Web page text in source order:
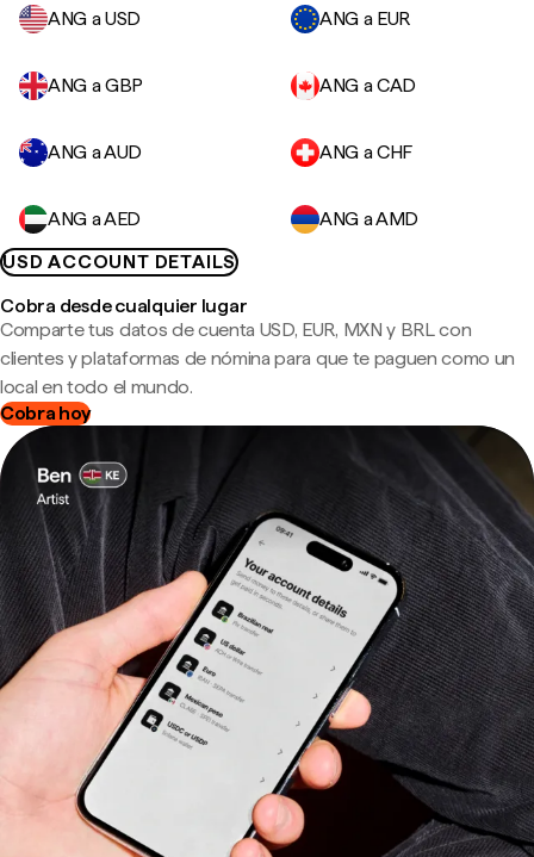
ANG a USD
ANG a EUR
ANG a GBP ANG a CAD
ANG a AUD ANG a CHF
ANG a AED
ANG a AMD
USD ACCOUNT DETAILS
Cobra desde cualquier lugar
Comparte tus datos de cuenta USD, EUR, MXN y BRL con
clientes y plataformas de nómina para que te paguen como un
local en todo el mundo.
Cobra hoy